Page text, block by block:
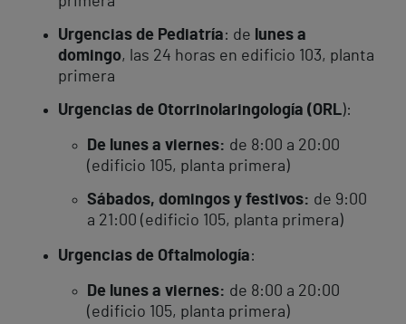
Urgencias de Pediatría: de lunes a
domingo, las 24 horas en edificio 103, planta
primera
Urgencias de Otorrinolaringología (ORL):
De lunes a viernes: de 8:00 a 20:00
(edificio 105, planta primera)
Sábados, domingos y festivos: de 9:00
a 21:00 (edificio 105, planta primera)
Urgencias de Oftalmología:
De lunes a viernes: de 8:00 a 20:00
(edificio 105, planta primera)